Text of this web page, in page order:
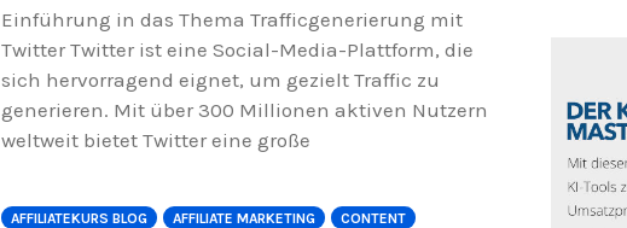
Einführung in das Thema Trafficgenerierung mit
Twitter Twitter ist eine Social-Media-Plattform, die
sich hervorragend eignet, um gezielt Traffic zu
generieren. Mit über 300 Millionen aktiven Nutzern
weltweit bietet Twitter eine große
AFFILIATEKURS BLOG AFFILIATE MARKETING
CONTENT